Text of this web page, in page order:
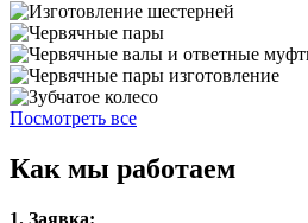
Посмотреть все
Как мы работаем